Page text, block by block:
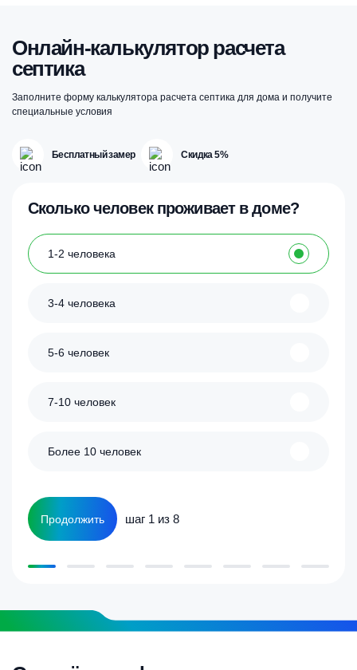
Онлайн-калькулятор расчета
септика
Заполните форму калькулятора расчета септика для дома и получите
специальные условия
Бесплатный замер Скидка 5%
Сколько человек проживает в доме?
1-2 человека
3-4 человека
5-6 человек
7-10 человек
Более 10 человек
Продолжить шаг 1 из 8